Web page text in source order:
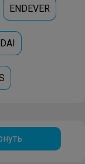
ENDEVER